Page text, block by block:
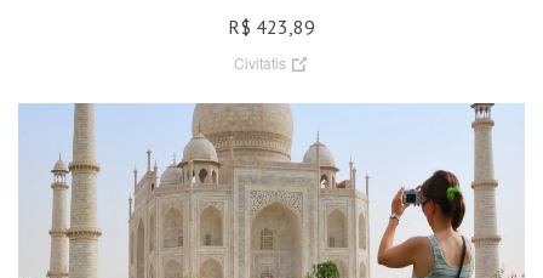
R$ 423,89
Civitatis